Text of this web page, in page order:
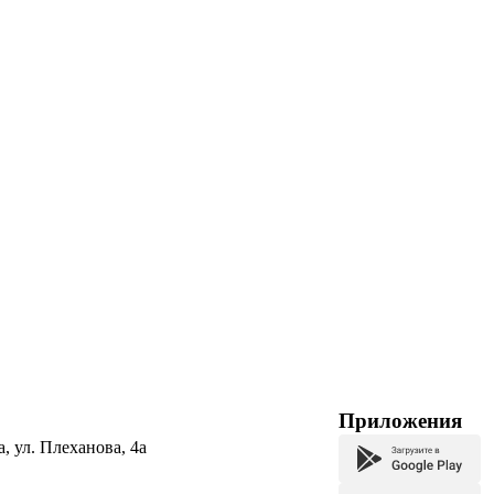
ул. Плеханова, 4а
Приложения